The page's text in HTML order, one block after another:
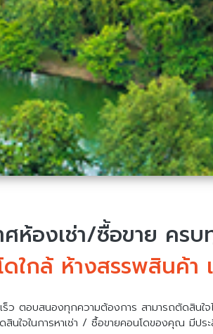
ศห้องเช่า/ซื้อขาย ครบ
ใกล้ ห้างสรรพสินค้า
ร็ว ตอบสนองทุกความต้องการ สามารถตัดสินใ
สินใจในการหาเช่า / ซื้อขายคอนโดของคุณ มีป